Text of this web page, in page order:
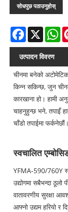
सोधपुछ पठाउनुहोस्
Facebook
X
उत्पादन विवरण
चीनमा बनेको
किन्न सकिन्छ, जुन
कारखाना हो। हामी
चाहनुहुन्छ भने, तपाइँ
चाँडो तपाईमा फर्कनेछौं।
स्वचालित
YFMA-590/760Y
उद्योगमा सबैभन्दा ठूलो
वातावरणीय सुरक्षा
आफ्नो उद्यम हरियो र